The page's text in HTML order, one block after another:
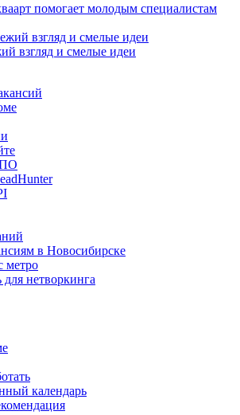
помогает молодым специалистам
взгляд и смелые идеи
ПО
в Новосибирске
метро
для нетворкинга
календарь